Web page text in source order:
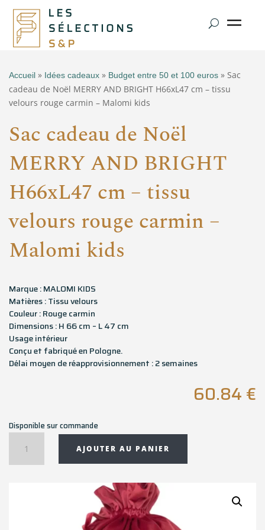
Accueil » Idées cadeaux » Budget entre 50 et 100 euros » Sac
cadeau de Noël MERRY AND BRIGHT H66xL47 cm – tissu
velours rouge carmin – Malomi kids
Sac cadeau de Noël
MERRY AND BRIGHT
H66xL47 cm – tissu
velours rouge carmin –
Malomi kids
Marque : MALOMI KIDS
Matières : Tissu velours
Couleur : Rouge carmin
Dimensions : H 66 cm – L 47 cm
Usage intérieur
Conçu et fabriqué en Pologne.
Délai moyen de réapprovisionnement : 2 semaines
60.84 €
Disponible sur commande
Sac
AJOUTER AU PANIER